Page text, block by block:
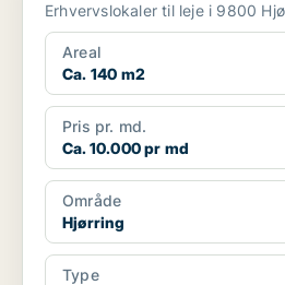
Erhvervslokaler til leje i 9800
Areal
Ca. 140 m2
Pris pr. md.
Ca. 10.000 pr md
Område
Hjørring
Type